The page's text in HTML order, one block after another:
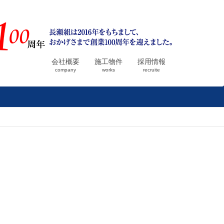
会社概要
company
施工物件
works
採用情報
recruite